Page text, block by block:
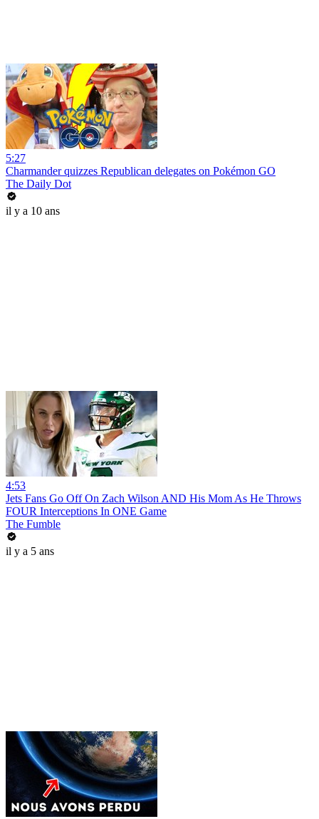
5:27
Charmander quizzes Republican delegates on Pokémon GO
The Daily Dot
il y a 10 ans
4:53
Jets Fans Go Off On Zach Wilson AND His Mom As He Throws
FOUR Interceptions In ONE Game
The Fumble
il y a 5 ans